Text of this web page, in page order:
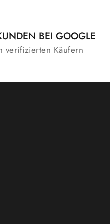
BEI GOOGLE
verifizierten Käufern